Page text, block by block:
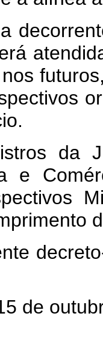
da
e
de